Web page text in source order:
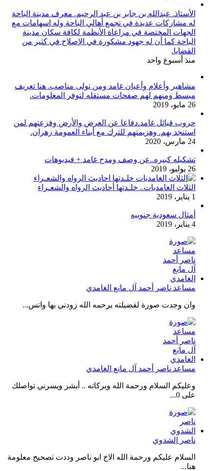
الأستاذ. عبدالله بن جابر بن عبد الرحيم. معرف مدينة الباحة
له مشاركات عديدة في تجمع أهالي الباحة وله اسهامات مع
الجهات المختصة في مراعاة الأنظمة لكافة سكان مدينة
الباحة كما أن له جهود مشكورة في الإصلاح في كثير من
القضايا.
منذ أسبوع واحد
مشاهير وأعلام وأعيان غامد ومن تولى مناصب. هنا تعريف
مبسط ومنهم لهم صفحات مستقله لتوفر المعلومات.
26 مايو، 2019
حروب قبائل غامد.دفاعا عن العرض والأرض وفزعتهم لمن
استنجد بهم. وهزيمتهم للترك مع أبناء العمومة زهران.
24 مارس، 2020
تشكيله كبيره..عن وصف ومدح غامد + فيديوهات
26 يوليو، 2019
الثلاث الغامديات.. خلـدتها أحاديث الرواه والشعـراء
1 يناير، 2019
أمثال سعودية جنوبيه
4 يناير، 2019
مساعد ناصر أحمد آل مانع الغامدي
وان وجدت صورة لفضيلته يرحمه الله زودني بها واتس...
مساعد ناصر أحمد آل مانع الغامدي
وعليكم السلام ورحمة الله وبركاته .. أبشر ويسرني تواصلك
على 0...
ناصر الشدوي
السلام عليكم ورحمة الله الاخ ابو ناصر وددت تصحيح معلومة
هنا...